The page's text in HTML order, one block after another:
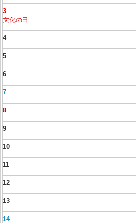
3
文化の日
4
5
6
7
8
9
10
11
12
13
14